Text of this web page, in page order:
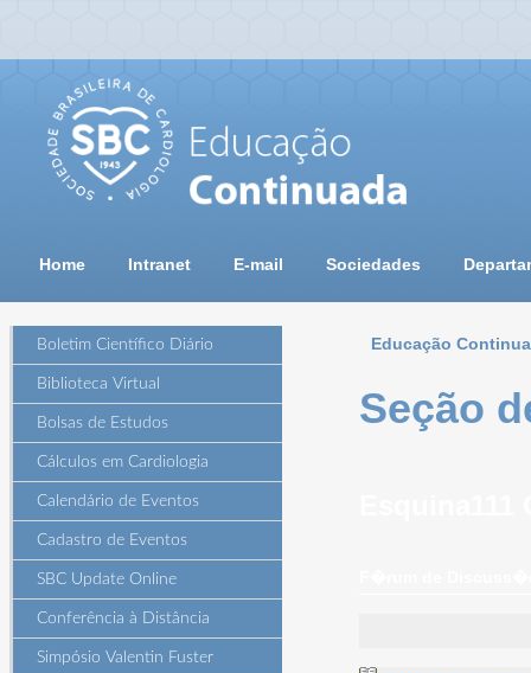
Home Intranet E-mail Sociedades
Boletim Científico Diário
Biblioteca Virtual
Bolsas de Estudos
Cálculos em Cardiologia
Calendário de Eventos
Cadastro de Eventos
SBC Update Online
Conferência à Distância
Simpósio Valentin Fuster
Educação
Seção